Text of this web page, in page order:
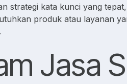
strategi kata kunci yang
produk atau layanan
Jasa